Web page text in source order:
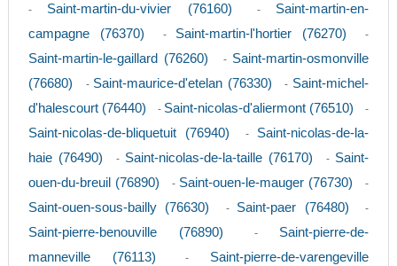
- Saint-martin-du-vivier (76160) - Saint-martin-en-
campagne (76370)
- Saint-martin-l'hortier (76270) -
Saint-martin-le-gaillard (76260) - Saint-martin-osmonville
(76680)
- Saint-maurice-d'etelan (76330) - Saint-michel-
d'halescourt (76440)
- Saint-nicolas-d'aliermont (76510) -
Saint-nicolas-de-bliquetuit (76940) - Saint-nicolas-de-la-
haie (76490)
- Saint-nicolas-de-la-taille (76170) - Saint-
ouen-du-breuil (76890)
- Saint-ouen-le-mauger (76730) -
Saint-ouen-sous-bailly (76630) - Saint-paer (76480) -
Saint-pierre-benouville (76890) - Saint-pierre-de-
manneville (76113)
- Saint-pierre-de-varengeville